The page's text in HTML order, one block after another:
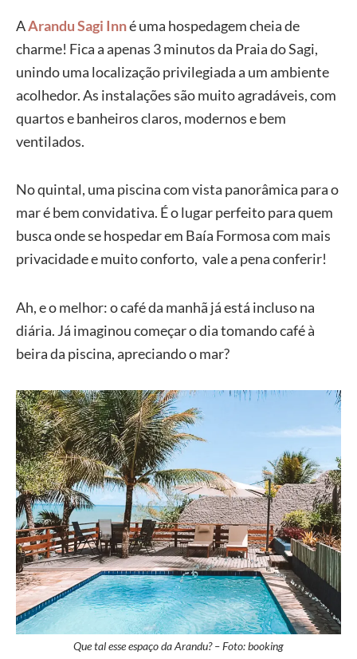
AArandu Sagi Inné uma hospedagem cheia de
charme! Fica a apenas 3 minutos da Praia do Sagi,
unindo uma localização privilegiada a um ambiente
acolhedor. As instalações são muito agradáveis, com
quartos e banheiros claros, modernos e bem
ventilados.
No quintal, uma piscina com vista panorâmica para o
mar é bem convidativa. É o lugar perfeito para quem
busca onde se hospedar em Baía Formosa com mais
privacidade e muito conforto, vale a pena conferir!
Ah, e o melhor: o café da manhã já está incluso na
diária. Já imaginou começar o dia tomando café à
beira da piscina, apreciando o mar?
Que tal esse espaço da Arandu? – Foto: booking